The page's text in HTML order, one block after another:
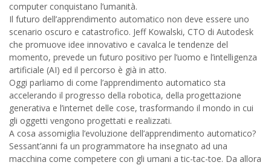
computer conquistano l’umanità.
Il futuro dell’apprendimento automatico non deve essere uno
scenario oscuro e catastrofico. Jeff Kowalski, CTO di Autodesk
che promuove idee innovativo e cavalca le tendenze del
momento, prevede un futuro positivo per l’uomo e l’intelligenza
artificiale (AI) ed il percorso è già in atto.
Oggi parliamo di come l’apprendimento automatico sta
accelerando il progresso della robotica, della progettazione
generativa e l’internet delle cose, trasformando il mondo in cui
gli oggetti vengono progettati e realizzati.
A cosa assomiglia l’evoluzione dell’apprendimento automatico?
Sessant’anni fa un programmatore ha insegnato ad una
macchina come competere con gli umani a tic-tac-toe. Da allora